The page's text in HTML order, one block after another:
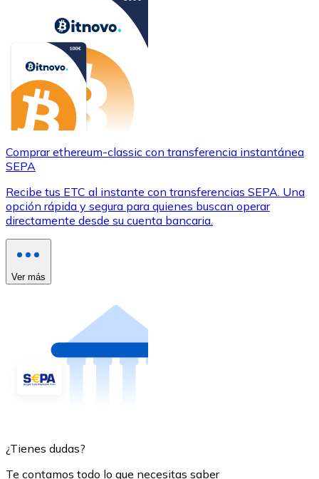
Comprar ethereum-classic con transferencia instantánea
SEPA
Recibe tus ETC al instante con transferencias SEPA. Una
opción rápida y segura para quienes buscan operar
directamente desde su cuenta bancaria.
Ver más
¿Tienes dudas?
Te contamos todo lo que necesitas saber